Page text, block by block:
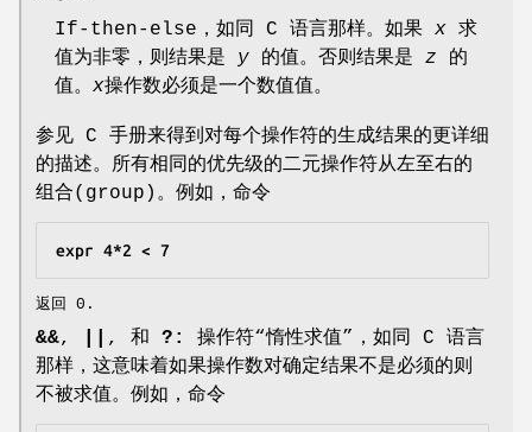
If-then-else，如同 C 语言那样。如果 x 求
值为非零，则结果是 y 的值。否则结果是 z 的
值。 x操作数必须是一个数值值。
参见 C 手册来得到对每个操作符的生成结果的更详细
的描述。所有相同的优先级的二元操作符从左至右的
组合(group)。例如，命令
expr 4*2 < 7
返回 0.
&&, , 和 ?:
操作符“惰性求值”，如同 C 语言
那样，这意味着如果操作数对确定结果不是必须的则
不被求值。例如，命令